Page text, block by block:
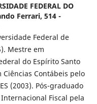
FEDERAL DO
Ferrari, 514 -
Federal de
Mestre em
do Espírito Santo
Ciências Contábeis pelo
(2003). Pós-graduado
Fiscal pela